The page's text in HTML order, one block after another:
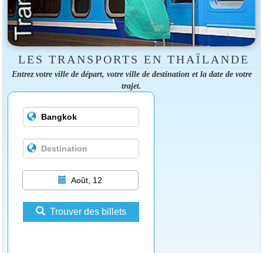
LES TRANSPORTS EN THAÏLANDE
Entrez votre ville de départ, votre ville de destination et la date de votre
trajet.
Août, 12
Trouver des billets